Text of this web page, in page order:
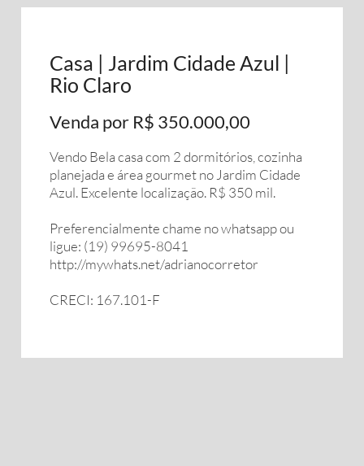
Casa | Jardim Cidade Azul |
Rio Claro
Venda por R$ 350.000,00
Vendo Bela casa com 2 dormitórios, cozinha
planejada e área gourmet no Jardim Cidade
Azul. Excelente localização. R$ 350 mil.
Preferencialmente chame no whatsapp ou
ligue: (19) 99695-8041
http://mywhats.net/adrianocorretor
CRECI: 167.101-F